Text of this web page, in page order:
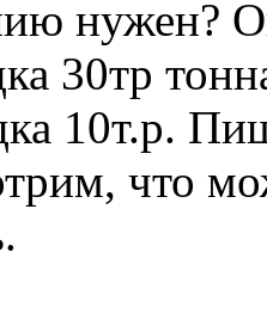
нужен?
30тр
10т.р.
что